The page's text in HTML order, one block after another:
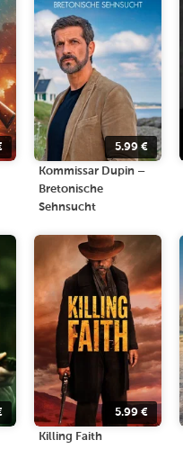
5.99 €
Kommissar Dupin –
Bretonische
Sehnsucht
5.99 €
Killing Faith